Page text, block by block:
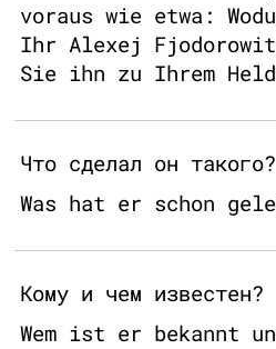
voraus wie etwa:
Ihr Alexej
Sie ihn zu Ihrem
Что сделал он такого?
Was hat er schon
Кому и чем известен?
Wem ist er bekannt